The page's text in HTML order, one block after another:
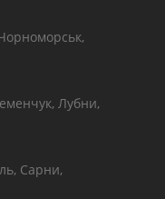
Лубни,
Сарни,